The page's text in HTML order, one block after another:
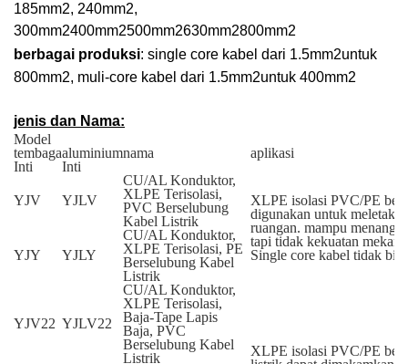
185mm2, 240mm2,
300mm2400mm2500mm2630mm2800mm2
berbagai produksi: single core kabel dari 1.5mm2untuk
800mm2, muli-core kabel dari 1.5mm2untuk 400mm2
jenis dan Nama:
Model
nama
aplikasi
tembaga
Inti
aluminium
Inti
YJV YJLV
CU/AL Konduktor,
XLPE Terisolasi,
PVC Berselubung
Kabel Listrik
XLPE isolasi PVC/PE
digunakan untuk
ruangan. mampu
tapi tidak kekuatan
Single core kabel tidak
YJY YJLY
CU/AL Konduktor,
XLPE Terisolasi, PE
Berselubung Kabel
Listrik
YJV22 YJLV22
CU/AL Konduktor,
XLPE Terisolasi,
Baja-Tape Lapis
Baja, PVC
Berselubung Kabel
Listrik
XLPE isolasi PVC/PE